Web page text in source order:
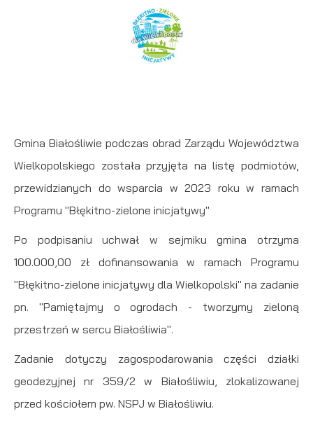
Gmina Białośliwie podczas obrad Zarządu Województwa
Wielkopolskiego została przyjęta na listę podmiotów,
przewidzianych do wsparcia w 2023 roku w ramach
Programu "Błękitno-zielone inicjatywy"
Po podpisaniu uchwał w sejmiku gmina otrzyma
100.000,00 zł dofinansowania w ramach Programu
"Błękitno-zielone inicjatywy dla Wielkopolski" na zadanie
pn. "Pamiętajmy o ogrodach - tworzymy zieloną
przestrzeń w sercu Białośliwia".
Zadanie dotyczy zagospodarowania części działki
geodezyjnej nr 359/2 w Białośliwiu, zlokalizowanej
przed kościołem pw. NSPJ w Białośliwiu.
internetowych pod względem ich popularności wśród
użytkowników. Zgromadzone informacje są przetwarzane w
formie zanonimizowanej. Wyrażenie zgody na analityczne pliki
Dzięki reklamowym plikom cookies prezentujemy Ci
najciekawsze informacje i aktualności na stronach naszych
internetowej. Treści promocyjne mogą pojawić się na stronach
podmiotów trzecich lub firm będących naszymi partnerami
wiadomości, ofert, komunikatów mediów społecznościowych.